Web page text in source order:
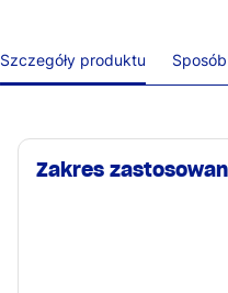
Szczegóły produktu
Zakres